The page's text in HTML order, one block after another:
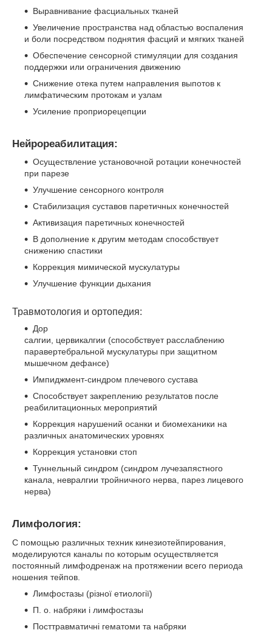
Выравнивание фасциальных тканей
Увеличение пространства над областью воспаления
и боли посредством поднятия фасций и мягких тканей
Обеспечение сенсорной стимуляции для создания
поддержки или ограничения движению
Снижение отека путем направления выпотов к
лимфатическим протокам и узлам
Усиление проприорецепции
Нейрореабилитация:
Осуществление установочной ротации конечностей
при парезе
Улучшение сенсорного контроля
Стабилизация суставов паретичных конечностей
Активизация паретичных конечностей
В дополнение к другим методам способствует
снижению спастики
Коррекция мимической мускулатуры
Улучшение функции дыхания
Травмотология и ортопедия:
Дор
cалгии, цервикалгии (способствует расслаблению
паравертебральной мускулатуры при защитном
мышечном дефансе)
Импиджмент-синдром плечевого сустава
Способствует закреплению результатов после
реабилитационных мероприятий
Коррекция нарушений осанки и биомеханики на
различных анатомических уровнях
Коррекция установки стоп
Туннельный синдром (синдром лучезапястного
канала, невралгии тройничного нерва, парез лицевого
нерва)
Лимфология:
С помощью различных техник кинезиотейпирования,
моделируются каналы по которым осуществляется
постоянный лимфодренаж на протяжении всего периода
ношения тейпов.
Лимфостазы (різної етиології)
П. о. набряки і лимфостазы
Посттравматичні гематоми та набряки